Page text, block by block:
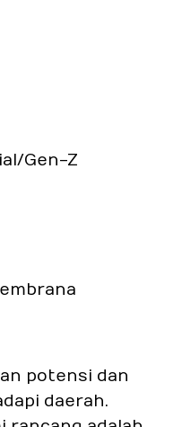
Gen-Z
potensi dan
daerah.